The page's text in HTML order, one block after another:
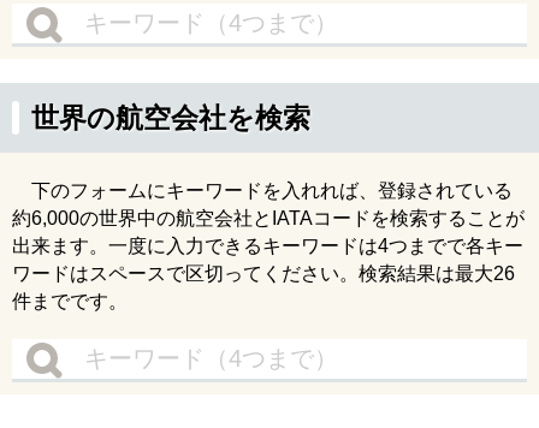
世界の航空会社を検索
下のフォームにキーワードを入れれば、登録されている
約6,000の世界中の航空会社とIATAコードを検索することが
出来ます。一度に入力できるキーワードは4つまでで各キー
ワードはスペースで区切ってください。検索結果は最大26
件までです。